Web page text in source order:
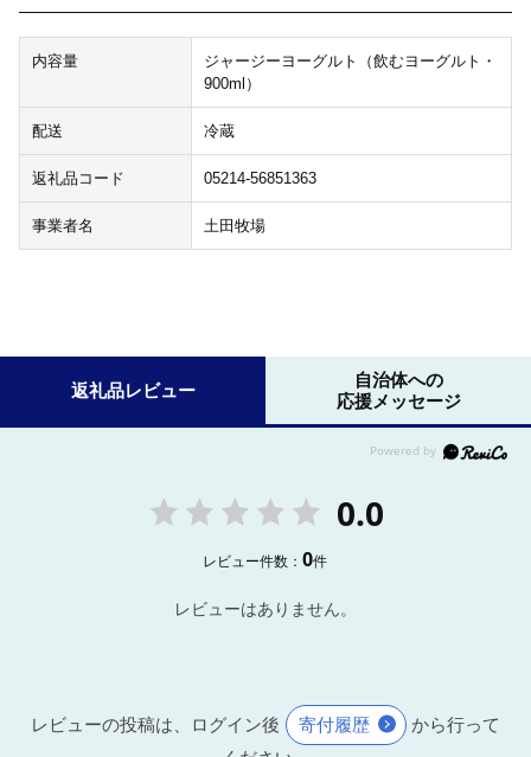
内容量
ジャージーヨーグルト（飲むヨーグルト・
900ml）
配送 冷蔵
返礼品コード 05214-56851363
事業者名 土田牧場
返礼品レビュー
自治体への
応援メッセージ
0.0
レビュー件数：0件
レビューはありません。
レビューの投稿は、ログイン後 寄付履歴
から行って